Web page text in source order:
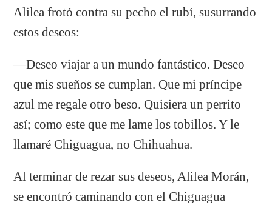
Alilea frotó contra su pecho el rubí, susurrando
estos deseos:
—Deseo viajar a un mundo fantástico. Deseo
que mis sueños se cumplan. Que mi príncipe
azul me regale otro beso. Quisiera un perrito
así; como este que me lame los tobillos. Y le
llamaré Chiguagua, no Chihuahua.
Al terminar de rezar sus deseos, Alilea Morán,
se encontró caminando con el Chiguagua